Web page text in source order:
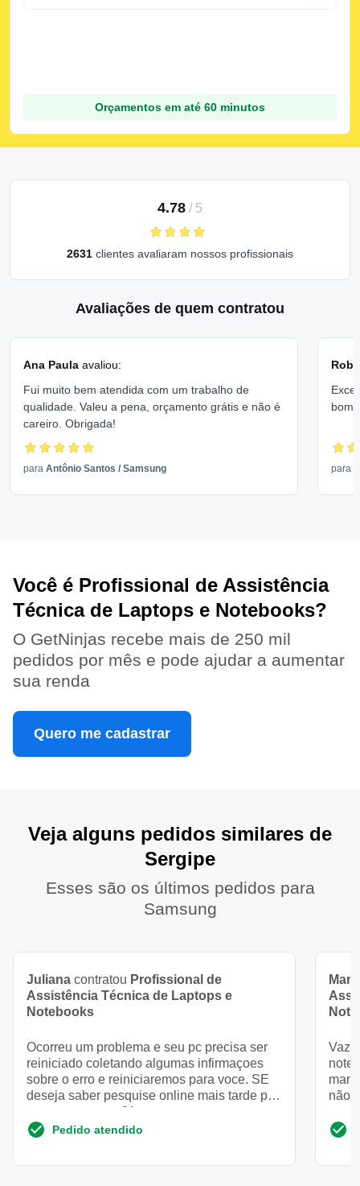
Orçamentos em até 60 minutos
4.78 / 5
2631 clientes avaliaram nossos profissionais
Avaliações de quem contratou
Ana Paula avaliou:
Fui muito bem atendida com um trabalho de
qualidade. Valeu a pena, orçamento grátis e não é
careiro. Obrigada!
para Antônio Santos / Samsung
bom
para
Você é Profissional de Assistência
Técnica de Laptops e Notebooks?
O GetNinjas recebe mais de 250 mil
pedidos por mês e pode ajudar a aumentar
sua renda
Quero me cadastrar
Veja alguns pedidos similares de
Sergipe
Esses são os últimos pedidos para
Samsung
Juliana contratou Profissional de
Assistência Técnica de Laptops e
Notebooks
Ocorreu um problema e seu pc precisa ser
reiniciado coletando algumas infirmaçoes
sobre o erro e reiniciaremos para voce. SE
deseja saber pesquise online mais tarde por
este erro oxcooo21a
Pedido atendido
não